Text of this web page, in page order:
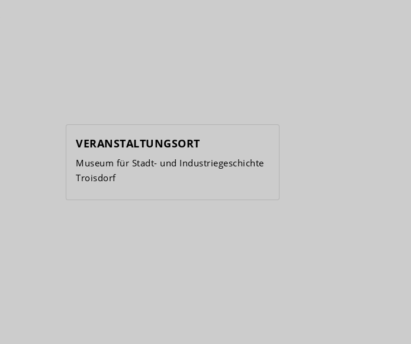
VERANSTALTUNGSORT
Museum für Stadt- und Industriegeschichte
Troisdorf